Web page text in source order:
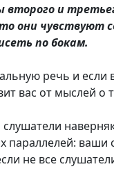
и
они чувствуют
по бокам.
речь и
вас от мыслей о
параллелей:
не все